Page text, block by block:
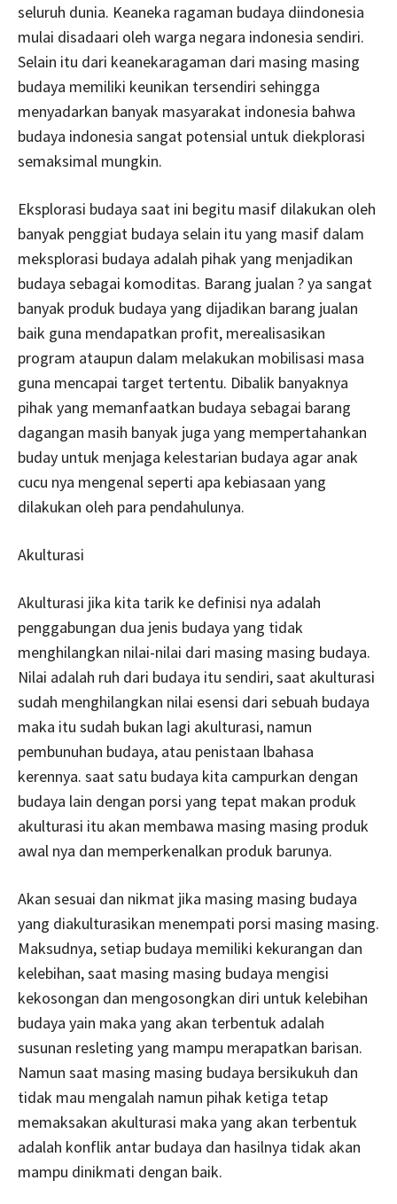
seluruh dunia. Keaneka ragaman budaya diindonesia
mulai disadaari oleh warga negara indonesia sendiri.
Selain itu dari keanekaragaman dari masing masing
budaya memiliki keunikan tersendiri sehingga
menyadarkan banyak masyarakat indonesia bahwa
budaya indonesia sangat potensial untuk diekplorasi
semaksimal mungkin.
Eksplorasi budaya saat ini begitu masif dilakukan oleh
banyak penggiat budaya selain itu yang masif dalam
meksplorasi budaya adalah pihak yang menjadikan
budaya sebagai komoditas. Barang jualan ? ya sangat
banyak produk budaya yang dijadikan barang jualan
baik guna mendapatkan profit, merealisasikan
program ataupun dalam melakukan mobilisasi masa
guna mencapai target tertentu. Dibalik banyaknya
pihak yang memanfaatkan budaya sebagai barang
dagangan masih banyak juga yang mempertahankan
buday untuk menjaga kelestarian budaya agar anak
cucu nya mengenal seperti apa kebiasaan yang
dilakukan oleh para pendahulunya.
Akulturasi
Akulturasi jika kita tarik ke definisi nya adalah
penggabungan dua jenis budaya yang tidak
menghilangkan nilai-nilai dari masing masing budaya.
Nilai adalah ruh dari budaya itu sendiri, saat akulturasi
sudah menghilangkan nilai esensi dari sebuah budaya
maka itu sudah bukan lagi akulturasi, namun
pembunuhan budaya, atau penistaan lbahasa
kerennya. saat satu budaya kita campurkan dengan
budaya lain dengan porsi yang tepat makan produk
akulturasi itu akan membawa masing masing produk
awal nya dan memperkenalkan produk barunya.
Akan sesuai dan nikmat jika masing masing budaya
yang diakulturasikan menempati porsi masing masing.
Maksudnya, setiap budaya memiliki kekurangan dan
kelebihan, saat masing masing budaya mengisi
kekosongan dan mengosongkan diri untuk kelebihan
budaya yain maka yang akan terbentuk adalah
susunan resleting yang mampu merapatkan barisan.
Namun saat masing masing budaya bersikukuh dan
tidak mau mengalah namun pihak ketiga tetap
memaksakan akulturasi maka yang akan terbentuk
adalah konflik antar budaya dan hasilnya tidak akan
mampu dinikmati dengan baik.